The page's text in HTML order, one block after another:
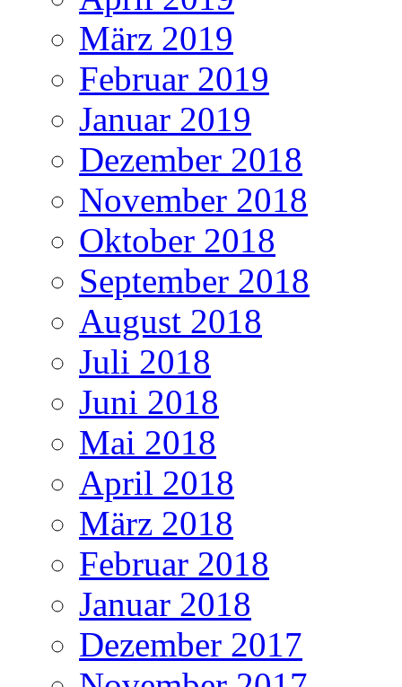
März 2019
Februar 2019
Januar 2019
Dezember 2018
November 2018
Oktober 2018
September 2018
August 2018
Juli 2018
Juni 2018
Mai 2018
April 2018
März 2018
Februar 2018
Januar 2018
Dezember 2017